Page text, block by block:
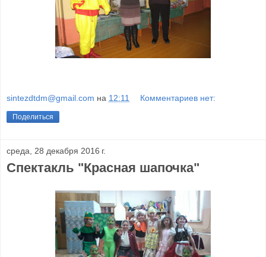
sintezdtdm@gmail.com на 12:11 Комментариев нет:
Поделиться
среда, 28 декабря 2016 г.
Спектакль "Красная шапочка"